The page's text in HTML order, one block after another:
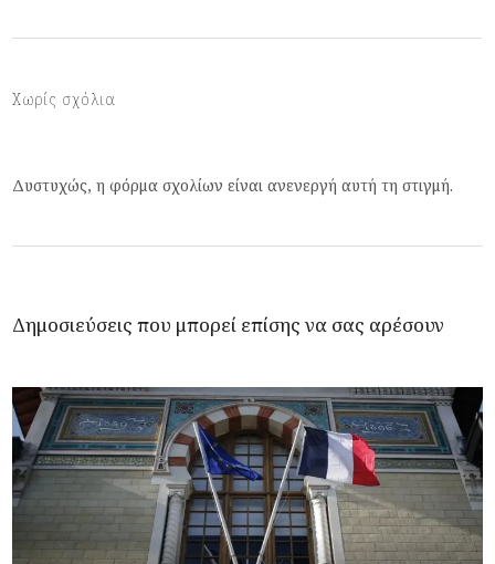
Χωρίς σχόλια
Δυστυχώς, η φόρμα σχολίων είναι ανενεργή αυτή τη στιγμή.
Δημοσιεύσεις που μπορεί επίσης να σας αρέσουν